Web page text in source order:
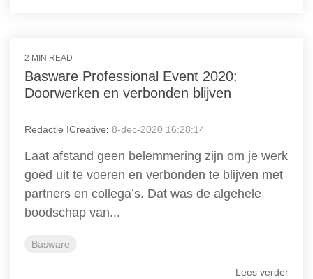
2 MIN READ
Basware Professional Event 2020:
Doorwerken en verbonden blijven
Redactie ICreative: 8-dec-2020 16:28:14
Laat afstand geen belemmering zijn om je werk
goed uit te voeren en verbonden te blijven met
partners en collega’s. Dat was de algehele
boodschap van...
Basware
Lees verder